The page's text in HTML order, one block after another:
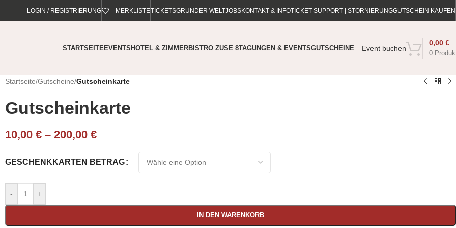
LOGIN / REGISTRIERUNG MERKLISTETICKETSGRUNDER WELTJOBSKONTAKT & INFOTICKET-SUPPORT | STORNIERUNGGUTSCHEIN KAUFEN
STARTSEITEEVENTSHOTEL & ZIMMERBISTRO ZUSE 8TAGUNGEN & EVENTSGUTSCHEINE Event buchen
0
0,00 €
Startseite/Gutscheine/Gutscheinkarte
Gutscheinkarte
10,00 € – 200,00 €
GESCHENKKARTEN BETRAG
- +
IN DEN WARENKORB